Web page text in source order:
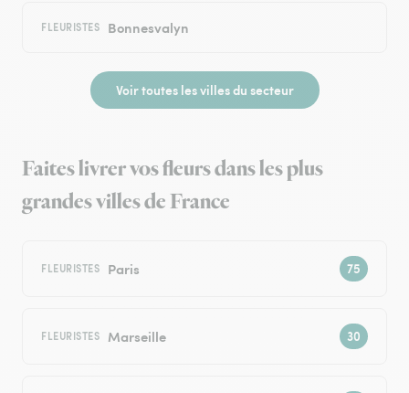
FLEURISTES Bonnesvalyn
Voir toutes les villes du secteur
Faites livrer vos fleurs dans les plus
grandes villes de France
FLEURISTES Paris
FLEURISTES Marseille